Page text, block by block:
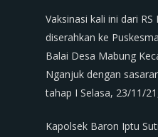
Vaksinasi kali ini dari
diserahkan ke
Balai Desa Mabung
Nganjuk dengan
tahap I Selasa, 23/11/
Kapolsek Baron Iptu